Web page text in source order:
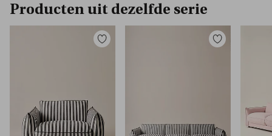
Producten uit dezelfde serie
Toevoegen
Toevoegen